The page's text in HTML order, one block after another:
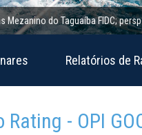
do Taguaíba FIDC; perspectiva
Relatórios de
- OPI